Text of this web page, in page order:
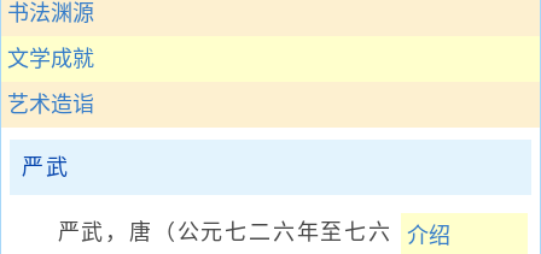
书法渊源
文学成就
艺术造诣
严武
介绍
严武，唐（公元七二六年至七六